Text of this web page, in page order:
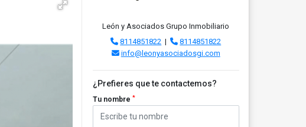
León y Asociados Grupo Inmobiliario
8114851822 |
8114851822
info@leonyasociadosgi.com
¿Prefieres que te contactemos?
Tu nombre *